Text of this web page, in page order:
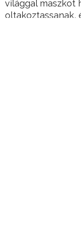
világgal maszkot
oltakoztassanak,